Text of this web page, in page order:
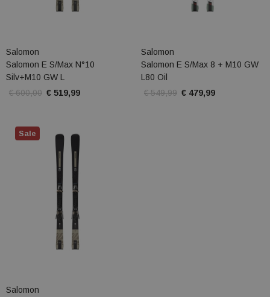
Salomon
Salomon E S/Max N°10
Silv+M10 GW L
€ 600,00 € 519,99
Salomon
Salomon E S/Max 8 + M10 GW
L80 Oil
€ 549,99 € 479,99
Salomon
Sale